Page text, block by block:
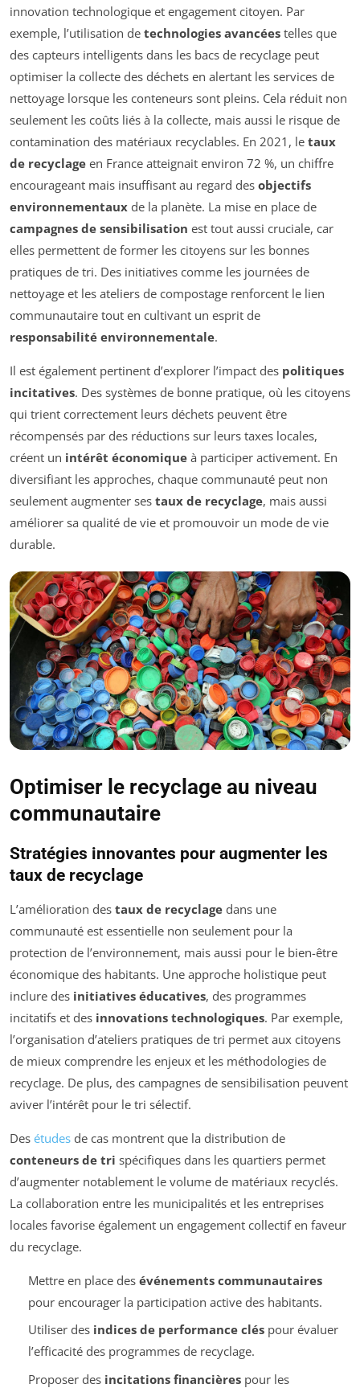
innovation technologique et engagement citoyen. Par
exemple, l’utilisation de technologies avancées telles que
des capteurs intelligents dans les bacs de recyclage peut
optimiser la collecte des déchets en alertant les services de
nettoyage lorsque les conteneurs sont pleins. Cela réduit non
seulement les coûts liés à la collecte, mais aussi le risque de
contamination des matériaux recyclables. En 2021, le taux
de recyclage en France atteignait environ 72 %, un chiffre
encourageant mais insuffisant au regard des objectifs
environnementaux de la planète. La mise en place de
campagnes de sensibilisation est tout aussi cruciale, car
elles permettent de former les citoyens sur les bonnes
pratiques de tri. Des initiatives comme les journées de
nettoyage et les ateliers de compostage renforcent le lien
communautaire tout en cultivant un esprit de
responsabilité environnementale.
Il est également pertinent d’explorer l’impact des politiques
incitatives. Des systèmes de bonne pratique, où les citoyens
qui trient correctement leurs déchets peuvent être
récompensés par des réductions sur leurs taxes locales,
créent un intérêt économique à participer activement. En
diversifiant les approches, chaque communauté peut non
seulement augmenter ses taux de recyclage, mais aussi
améliorer sa qualité de vie et promouvoir un mode de vie
durable.
Optimiser le recyclage au niveau
communautaire
Stratégies innovantes pour augmenter les
taux de recyclage
L’amélioration des taux de recyclage dans une
communauté est essentielle non seulement pour la
protection de l’environnement, mais aussi pour le bien-être
économique des habitants. Une approche holistique peut
inclure des initiatives éducatives, des programmes
incitatifs et des innovations technologiques. Par exemple,
l’organisation d’ateliers pratiques de tri permet aux citoyens
de mieux comprendre les enjeux et les méthodologies de
recyclage. De plus, des campagnes de sensibilisation peuvent
aviver l’intérêt pour le tri sélectif.
Des études de cas montrent que la distribution de
conteneurs de tri spécifiques dans les quartiers permet
d’augmenter notablement le volume de matériaux recyclés.
La collaboration entre les municipalités et les entreprises
locales favorise également un engagement collectif en faveur
du recyclage.
Mettre en place des événements communautaires
pour encourager la participation active des habitants.
Utiliser des indices de performance cléspour évaluer
l’efficacité des programmes de recyclage.
Proposer des incitations financièrespour les